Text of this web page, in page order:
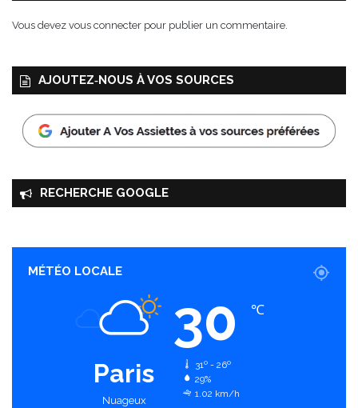
Vous devez vous connecter pour publier un commentaire.
AJOUTEZ‑NOUS À VOS SOURCES
RECHERCHE GOOGLE
MÉTÉO LOCALE
Paris
Nuageux
30 ℃
31º - 26º
29%
1.02 km/h